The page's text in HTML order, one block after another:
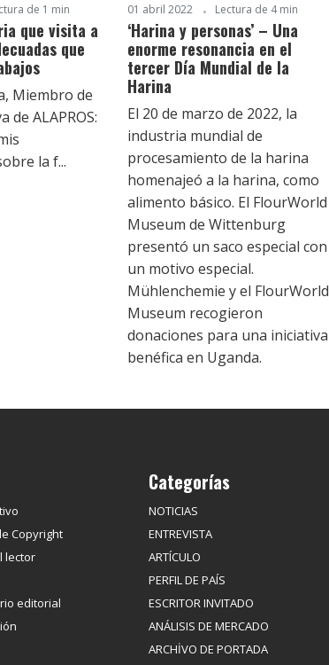
de 1 min
que visita a
que
Miembro de
de ALAPROS:
la f...
01 abril 2022 Lectura de 4 min
‘Harina y personas’ – Una
enorme resonancia en el
tercer Día Mundial de la
Harina
El 20 de marzo de 2022, la
industria mundial de
procesamiento de la harina
homenajeó a la harina, como
alimento básico. El FlourWorld
Museum de Wittenburg
presentó un saco especial con
un motivo especial.
Mühlenchemie y el FlourWorld
Museum recogieron
donaciones para una iniciativa
benéfica en Uganda.
Copyright
lector
editorial
Categorías
NOTICIAS
ENTREVISTA
ARTÍCULO
PERFIL DE PAÍS
ESCRITOR INVITADO
ANÁLISIS DE MERCADO
ARCHİVO DE PORTADA